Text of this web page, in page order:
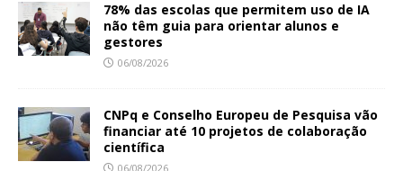
78% das escolas que permitem uso de IA
não têm guia para orientar alunos e
gestores
06/08/2026
CNPq e Conselho Europeu de Pesquisa vão
financiar até 10 projetos de colaboração
científica
06/08/2026